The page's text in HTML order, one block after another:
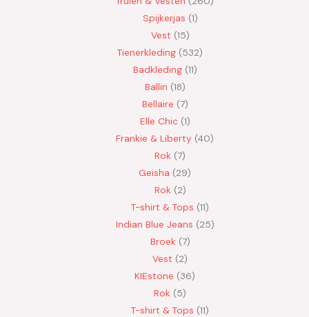
Spijkerjas 1
Vest 15
Tienerkleding 532
Badkleding 11
Ballin 18
Bellaire 7
Elle Chic 1
Frankie & Liberty 40
Rok 7
Geisha
29
Rok 2
T-shirt & Tops 11
Indian Blue Jeans 25
Broek 7
Vest
2
KIEstone
36
Rok
5
T-shirt & Tops 11